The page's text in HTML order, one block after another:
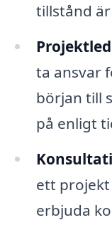
tillstånd
ta ansvar
början till
på enligt
ett
erbjuda